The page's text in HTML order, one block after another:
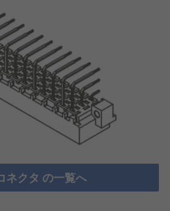
ネクタ の一覧へ